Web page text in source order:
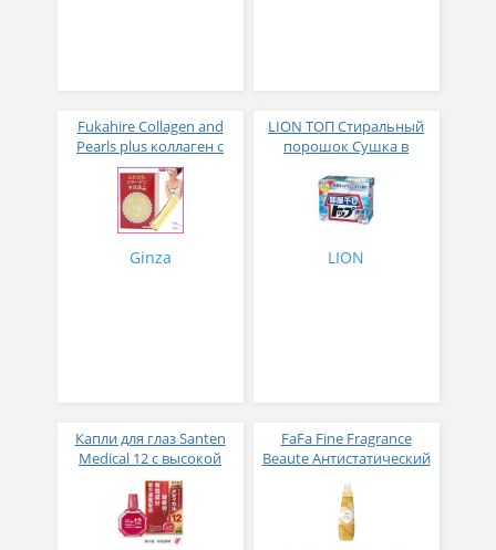
Fukahire Collagen and
Pearls plus коллаген с
жемчужным порошком
№ 30
Ginza
LION ТОП Стиральный
порошок Сушка в
гр
LION
Капли для глаз Santen
Medical 12 с высокой
концентрацией
активных компонентов
12 мл
FaFa Fine Fragrance
Beaute Антистатический
с ароматом цветов,
мускуса и сандалового
дерева 600 мл